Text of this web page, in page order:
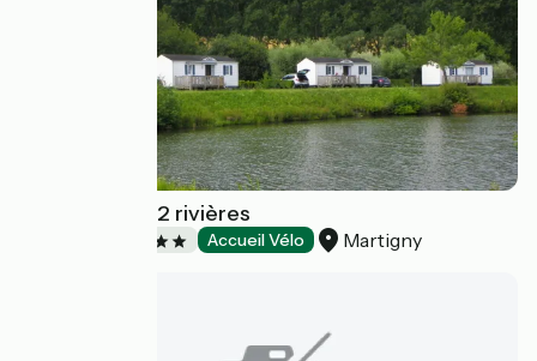
Camping des 2 rivières
Accueil Vélo Martigny